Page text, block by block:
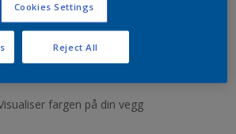
Finn en forhandler
fargen på din vegg
Cookies Settings
Reject All